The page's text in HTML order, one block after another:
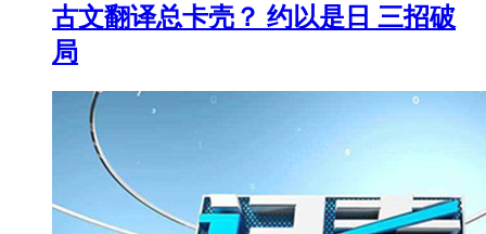
古文翻译总卡壳？ 约以是日 三招破
局